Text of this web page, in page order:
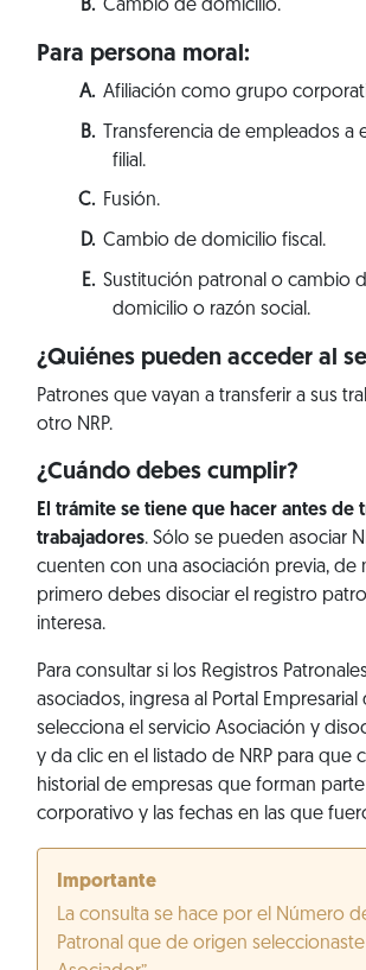
Cambio de domicilio.
Para persona moral:
Afiliación como grupo
Transferencia de empleados a
filial.
Fusión.
Cambio de domicilio fiscal.
Sustitución patronal o cambio
domicilio o razón social.
¿Quiénes pueden acceder al
Patrones que vayan a transferir a sus
otro NRP.
¿Cuándo debes cumplir?
El trámite se tiene que hacer antes de
trabajadores. Sólo se pueden asociar
cuenten con una asociación previa, de
primero debes disociar el registro
interesa.
Para consultar si los Registros
asociados, ingresa al Portal
selecciona el servicio Asociación y
y da clic en el listado de NRP para que
historial de empresas que forman
corporativo y las fechas en las que
Importante
La consulta se hace por el Número
Patronal que de origen seleccionaste